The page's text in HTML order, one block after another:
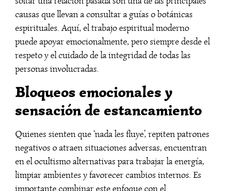
causas que llevan a consultar a guías o botánicas
espirituales. Aquí, el trabajo espiritual moderno
puede apoyar emocionalmente, pero siempre desde el
respeto y el cuidado de la integridad de todas las
personas involucradas.
Bloqueos emocionales y
sensación de estancamiento
Quienes sienten que ‘nada les fluye’, repiten patrones
negativos o atraen situaciones adversas, encuentran
en el ocultismo alternativas para trabajar la energía,
limpiar ambientes y favorecer cambios internos. Es
importante combinar este enfoque con el